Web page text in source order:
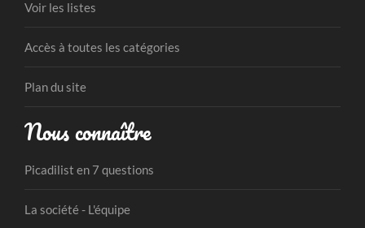
Voir les listes
Accès à toutes les catégories
Plan du site
Nous connaître
Picadilist en 7 questions
La société - L'équipe